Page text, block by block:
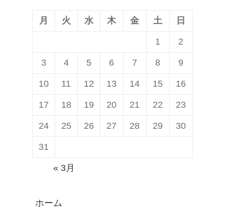
月 火 水 木 金 土 日
1 2
3 4 5 6 7 8 9
10 11 12 13 14 15 16
17 18 19 20 21 22 23
24 25 26 27 28 29 30
31
« 3月
ホーム